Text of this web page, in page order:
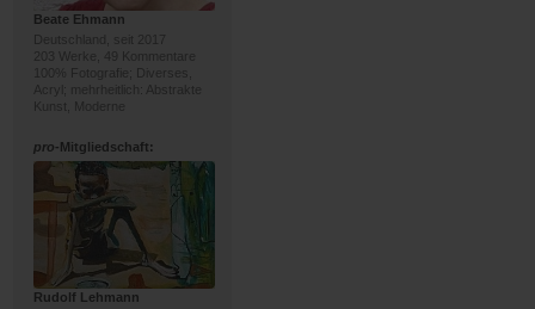
Beate Ehmann
Deutschland, seit 2017
203 Werke, 49 Kommentare
100% Fotografie; Diverses,
Acryl; mehrheitlich: Abstrakte
Kunst, Moderne
pro-Mitgliedschaft:
Rudolf Lehmann